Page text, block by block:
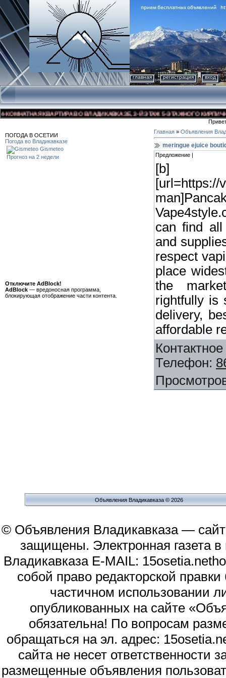
главная регистрация вход
КВАРТИРА ВО ВЛАДИКАВКАЗЕ, 3-Й ЭТАЖ 5-ЭТАЖНОГО
ПОГОДА В ОСЕТИИ
Погода во Владикавказе
Gismeteo
Прогноз на 2 недели
Отключите AdBlock!
AdBlock — вредоносная программа,
блокирующая отображение части контента.
Главная » Объявления
meringue ejuice
Предложение |
[b]
[url=https://
can find all
and
respect
place
the
rightfully is
delivery,
affordable
Телефон:
Объявления Владикавказа © 2026
© Объявления Владикавказа —
защищены. Электронная газета
Владикавказа E-MAIL:
собой право редакторской
частичном использовании
опубликованных на сайте
обязательна! По вопросам
обращаться на эл. адрес:
сайта не несет
размещенные объявления